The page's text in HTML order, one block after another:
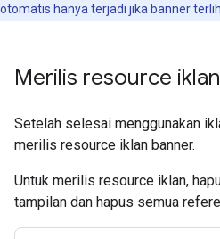
otomatis hanya terjadi jika banner
Merilis resource iklan
Setelah selesai menggunakan
merilis resource iklan banner.
Untuk merilis resource iklan,
tampilan dan hapus semua